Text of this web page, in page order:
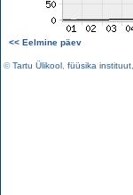
<< Eelmine päev
©Tartu Ülikool füüsika instituut